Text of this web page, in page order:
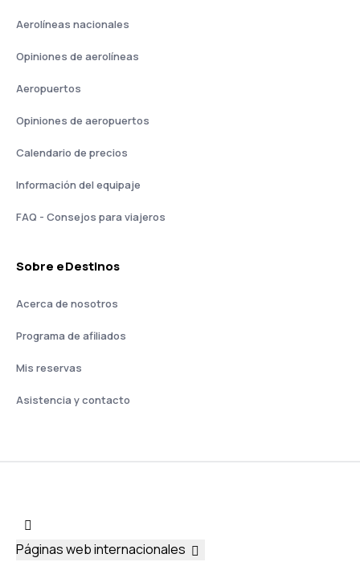
Aerolíneas nacionales
Opiniones de aerolíneas
Aeropuertos
Opiniones de aeropuertos
Calendario de precios
Información del equipaje
FAQ - Consejos para viajeros
Sobre eDestinos
Acerca de nosotros
Programa de afiliados
Mis reservas
Asistencia y contacto
Páginas web internacionales